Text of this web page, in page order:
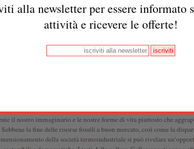
alla newsletter per essere informato
attività e ricevere le offerte!
nuovo decennio, numerosi fattori minacciano il sistema capitalista
degli ecosistemi, le epidemie e le crisi economiche. La cattiva
collassare presto o tardi. Si definisce “collasso” quel processo per il
si semplifica rapidamente, con una conseguente rilocalizzazione
locali. Quando una civiltà collassa, essa si disgrega e si
ma anche le imprese, cessano di esercitare un controllo
è che, per via dei diversi collassi già in corso del capitalismo
collana è dedicata alla questione del mondo del e dopo il collasso (e
il nostro immaginario e le nostre forme di vita piuttosto che
Sebbene la fine delle risorse fossili a buon mercato, così come la
della società termoindustriale si può rivelare